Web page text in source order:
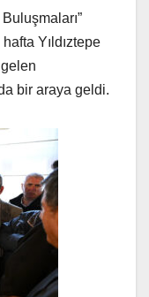
Yıldıztepe
bir araya geldi.